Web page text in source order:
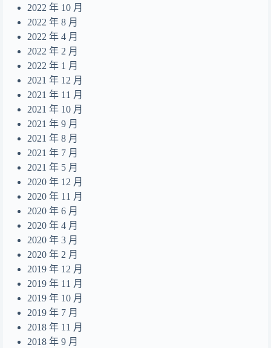
2022 年 10 月
2022 年 8 月
2022 年 4 月
2022 年 2 月
2022 年 1 月
2021 年 12 月
2021 年 11 月
2021 年 10 月
2021 年 9 月
2021 年 8 月
2021 年 7 月
2021 年 5 月
2020 年 12 月
2020 年 11 月
2020 年 6 月
2020 年 4 月
2020 年 3 月
2020 年 2 月
2019 年 12 月
2019 年 11 月
2019 年 10 月
2019 年 7 月
2018 年 11 月
2018 年 9 月